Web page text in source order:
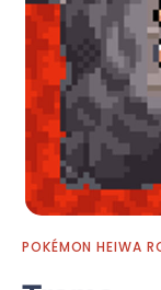
POKÉMON HEIWA